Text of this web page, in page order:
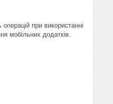
при використанні
мобільних додатків.